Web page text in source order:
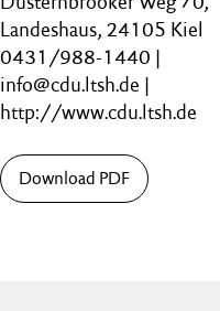
Landeshaus, 24105 Kiel
0431/988-1440 |
info@cdu.ltsh.de |
http://www.cdu.ltsh.de
Download PDF